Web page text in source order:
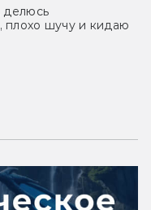
делюсь
плохо шучу и кидаю